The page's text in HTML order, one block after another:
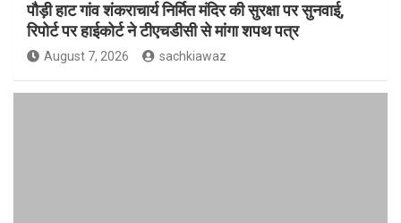
पौड़ी हाट गांव शंकराचार्य निर्मित मंदिर की सुरक्षा पर सुनवाई,
रिपोर्ट पर हाईकोर्ट ने टीएचडीसी से मांगा शपथ पत्र
August 7, 2026 sachkiawaz